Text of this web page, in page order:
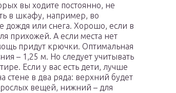
вы ходите постоянно, не
в шкафу, например, во
дождя или снега. Хорошо, если в
прихожей. А если места нет
придут крючки. Оптимальная
– 1,25 м. Но следует учитывать
Если у вас есть дети, лучше
стене в два ряда: верхний будет
вещей, нижний – для